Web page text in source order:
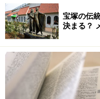
鮮烈な印象を残した「
となる中谷美紀
宝塚の伝
決まる？